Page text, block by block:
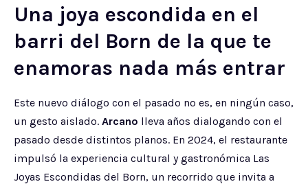
Una joya escondida en el
barri del Born de la que te
enamoras nada más entrar
Este nuevo diálogo con el pasado no es, en ningún caso,
un gesto aislado. Arcano lleva años dialogando con el
pasado desde distintos planos. En 2024, el restaurante
impulsó la experiencia cultural y gastronómica Las
Joyas Escondidas del Born, un recorrido que invita a